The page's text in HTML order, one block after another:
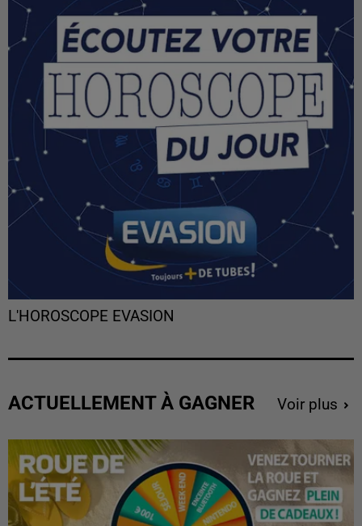
L'HOROSCOPE EVASION
ACTUELLEMENT À GAGNER Voir plus